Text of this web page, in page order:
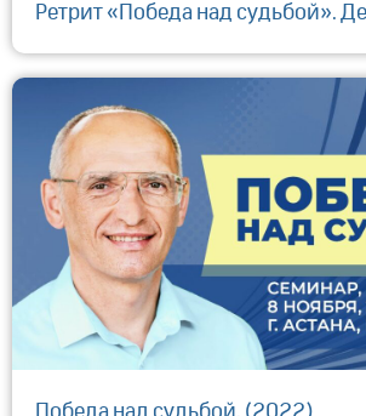
Ретрит «Победа над судьбой».